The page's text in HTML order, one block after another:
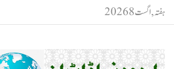
ہفتہ, اگست 8 2026